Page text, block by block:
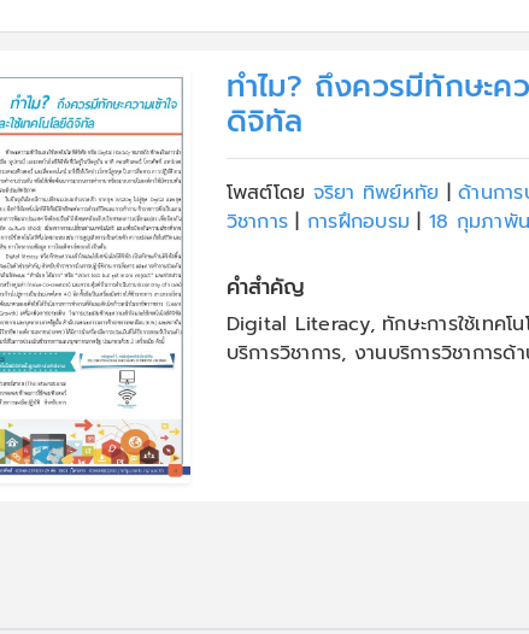
ทำไม? ถึงควรมีทักษะคว
ดิจิทัล
โพสต์โดย จริยา ทิพย์หทัย | ด้านกา
วิชาการ| การฝึกอบรม| 18 กุมภาพั
คำสำคัญ
Digital Literacy, ทักษะการใช้เทค
บริการวิชาการ, งานบริการวิชาการ